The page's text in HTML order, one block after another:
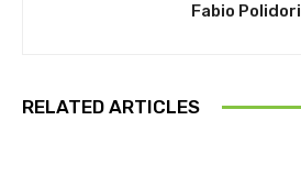
Fabio Polidori
RELATED ARTICLES